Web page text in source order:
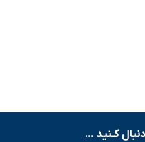
دنبال کـنید ...